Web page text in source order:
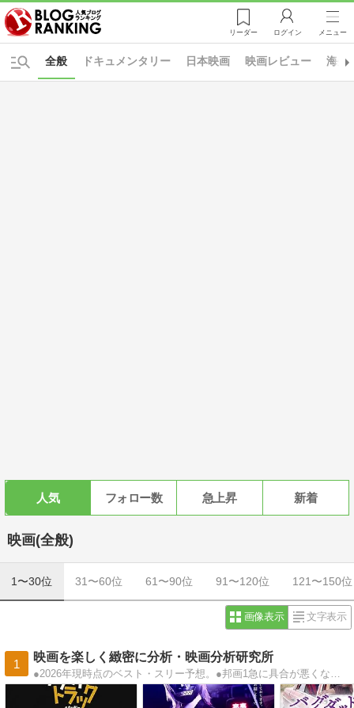
リーダー ログイン メニュー
ドキュメンタリー 日本映画 映画レビュー 海外
全般
人気 フォロー数 急上昇 新着
映画(全般)
1〜30位 31〜60位 61〜90位 91〜120位 121〜150位
画像表示 文字表示
1
映画を楽しく緻密に分析・映画分析研究所